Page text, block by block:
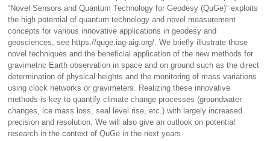
“Novel Sensors and Quantum Technology for Geodesy (QuGe)” exploits
the high potential of quantum technology and novel measurement
concepts for various innovative applications in geodesy and
geosciences, see https://quge.iag-aig.org/. We briefly illustrate those
novel techniques and the beneficial application of the new methods for
gravimetric Earth observation in space and on ground such as the direct
determination of physical heights and the monitoring of mass variations
using clock networks or gravimeters. Realizing these innovative
methods is key to quantify climate change processes (groundwater
changes, ice mass loss, seal level rise, etc.) with largely increased
precision and resolution. We will also give an outlook on potential
research in the context of QuGe in the next years.